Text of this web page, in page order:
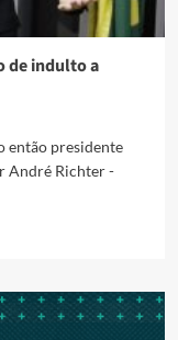
de indulto a
então presidente
André Richter -